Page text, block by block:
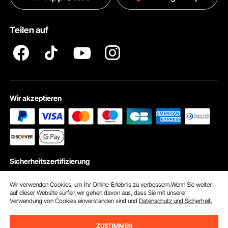
Teilen auf
Wir akzeptieren
Sicherheitszertifizierung
Wir verwenden Cookies, um Ihr Online-Erlebnis zu verbessern.Wenn Sie weiter
auf dieser Website surfen,wir gehen davon aus, dass Sie mit unserer
Verwendung von Cookies einverstanden sind undDatenschutz und Sicherheit.
ZUSTIMMEN